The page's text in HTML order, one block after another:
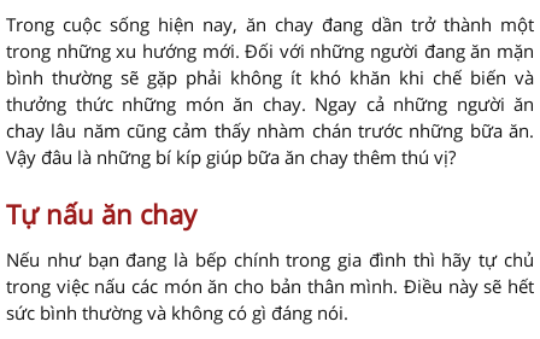
Trong cuộc sống hiện nay, ăn chay đang dần trở thành một
trong những xu hướng mới. Đối với những người đang ăn mặn
bình thường sẽ gặp phải không ít khó khăn khi chế biến và
thưởng thức những món ăn chay. Ngay cả những người ăn
chay lâu năm cũng cảm thấy nhàm chán trước những bữa ăn.
Vậy đâu là những bí kíp giúp bữa ăn chay thêm thú vị?
Tự nấu ăn chay
Nếu như bạn đang là bếp chính trong gia đình thì hãy tự chủ
trong việc nấu các món ăn cho bản thân mình. Điều này sẽ hết
sức bình thường và không có gì đáng nói.